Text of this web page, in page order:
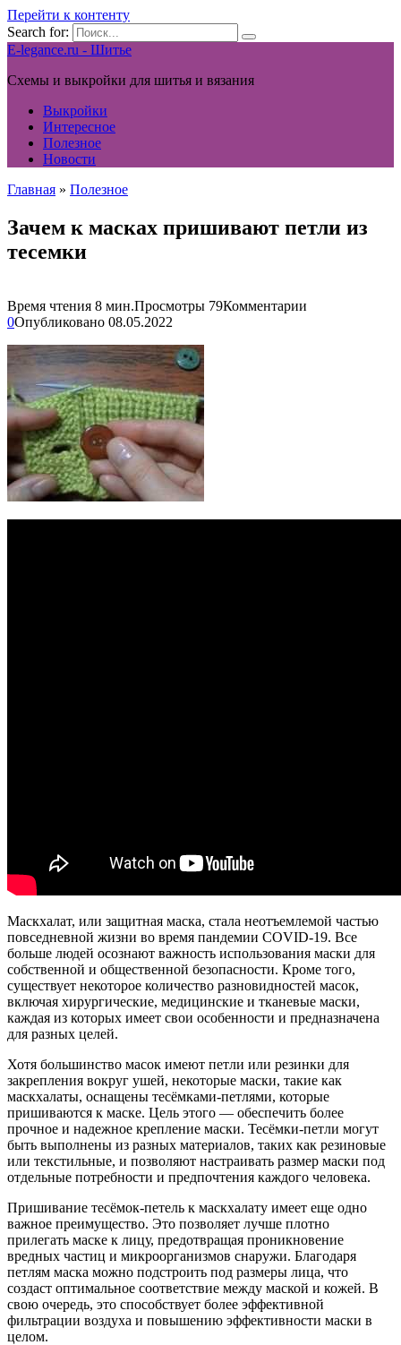
Перейти к контенту
Search for:
E-legance.ru - Шитье
Схемы и выкройки для шитья и вязания
Выкройки
Интересное
Полезное
Новости
Главная » Полезное
Зачем к масках пришивают петли из
тесемки
Время чтения 8 мин.Просмотры 79Комментарии
0Опубликовано 08.05.2022
Маскхалат, или защитная маска, стала неотъемлемой частью
повседневной жизни во время пандемии COVID-19. Все
больше людей осознают важность использования маски для
собственной и общественной безопасности. Кроме того,
существует некоторое количество разновидностей масок,
включая хирургические, медицинские и тканевые маски,
каждая из которых имеет свои особенности и предназначена
для разных целей.
Хотя большинство масок имеют петли или резинки для
закрепления вокруг ушей, некоторые маски, такие как
маскхалаты, оснащены тесёмками-петлями, которые
пришиваются к маске. Цель этого — обеспечить более
прочное и надежное крепление маски. Тесёмки-петли могут
быть выполнены из разных материалов, таких как резиновые
или текстильные, и позволяют настраивать размер маски под
отдельные потребности и предпочтения каждого человека.
Пришивание тесёмок-петель к маскхалату имеет еще одно
важное преимущество. Это позволяет лучше плотно
прилегать маске к лицу, предотвращая проникновение
вредных частиц и микроорганизмов снаружи. Благодаря
петлям маска можно подстроить под размеры лица, что
создаст оптимальное соответствие между маской и кожей. В
свою очередь, это способствует более эффективной
фильтрации воздуха и повышению эффективности маски в
целом.